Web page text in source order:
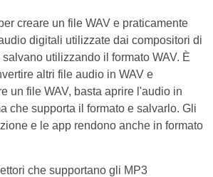
e aprire un
creare un file WAV e praticamente
digitali utilizzate dai compositori di
altri file audio in WAV e